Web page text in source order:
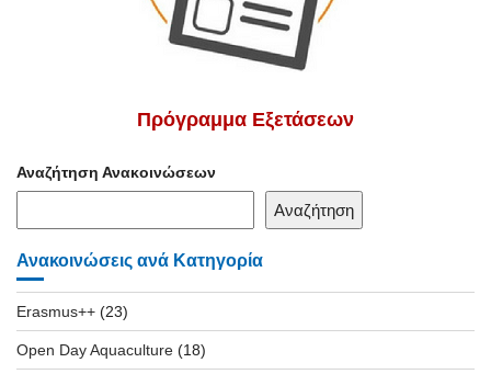
Πρόγραμμα Εξετάσεων
Αναζήτηση Ανακοινώσεων
Αναζήτηση
Ανακοινώσεις ανά Κατηγορία
Erasmus++ (23)
Open Day Aquaculture (18)